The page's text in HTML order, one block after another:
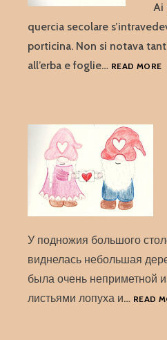
Ai
quercia secolare
porticina. Non si notava
all’erba e foglie… READ MORE
У подножия большого
виднелась небольшая
была очень неприметной
листьями лопуха и… READ